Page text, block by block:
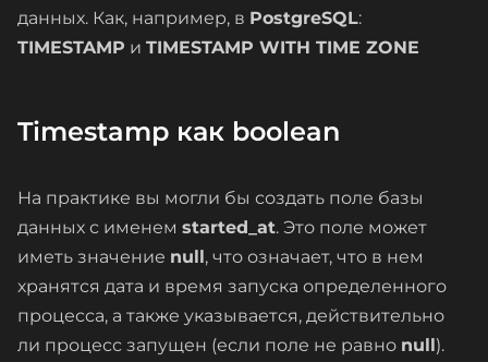
данных. Как, например, в PostgreSQL:
TIMESTAMP и TIMESTAMP WITH TIME ZONE
Timestamp как boolean
На практике вы могли бы создать поле базы
данных с именем started_at. Это поле может
иметь значение null, что означает, что в нем
хранятся дата и время запуска определенного
процесса, а также указывается, действительно
ли процесс запущен (если поле не равно null).